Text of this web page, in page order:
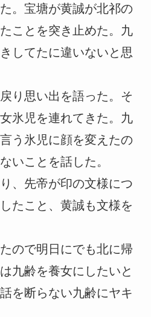
。宝塘が黄誠が北祁の
ことを突き止めた。九
してたに違いないと思
り思い出を語った。そ
氷児を連れてきた。九
う氷児に顔を変えたの
いことを話した。
、先帝が印の文様につ
たこと、黄誠も文様を
ので明日にでも北に帰
九齢を養女にしたいと
を断らない九齢にヤキ